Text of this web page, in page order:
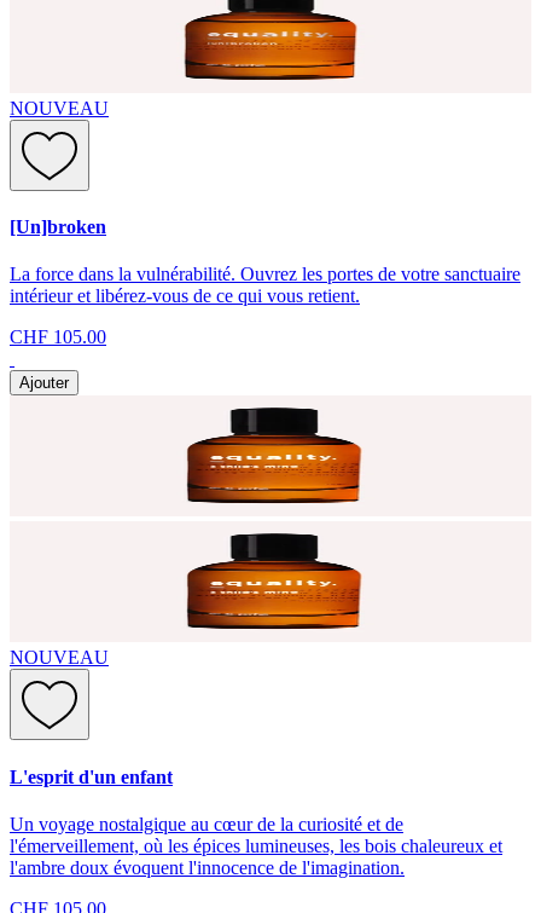
NOUVEAU
[Un]broken
La force dans la vulnérabilité. Ouvrez les portes de votre sanctuaire
intérieur et libérez-vous de ce qui vous retient.
CHF 105.00
Ajouter
NOUVEAU
L'esprit d'un enfant
Un voyage nostalgique au cœur de la curiosité et de
l'émerveillement, où les épices lumineuses, les bois chaleureux et
l'ambre doux évoquent l'innocence de l'imagination.
CHF 105.00